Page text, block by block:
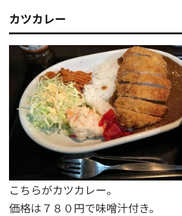
カツカレー
こちらがカツカレー。
価格は７８０円で味噌汁付き。